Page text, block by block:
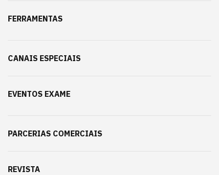
FERRAMENTAS
CANAIS ESPECIAIS
EVENTOS EXAME
PARCERIAS COMERCIAIS
REVISTA